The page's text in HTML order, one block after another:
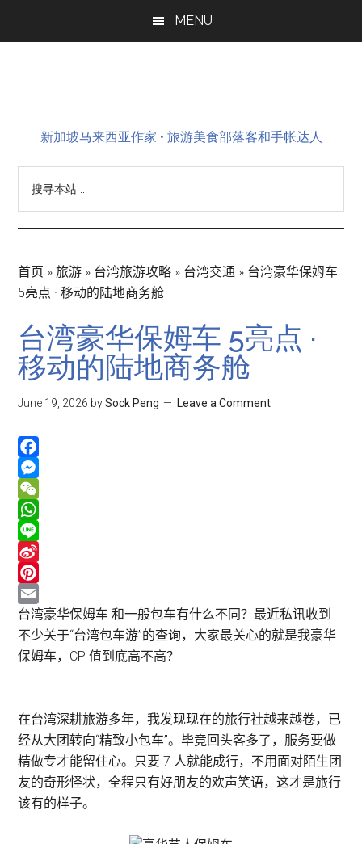
MENU
新加坡马来西亚作家 • 旅游美食部落客和手帐达人
首页 »旅游 » 台湾旅游攻略 » 台湾交通 » 台湾豪华保姆车
5亮点 · 移动的陆地商务舱
台湾豪华保姆车 5亮点 ·
移动的陆地商务舱
June 19, 2026 bySock Peng Leave a Comment
Facebook
Messenger
WeChat
WhatsApp
Line
Sina
Weibo
Pinterest
Email
台湾豪华保姆车 和一般包车有什么不同？最近私讯收到
不少关于“台湾包车游”的查询，大家最关心的就是我豪华
保姆车，CP 值到底高不高？
在台湾深耕旅游多年，我发现现在的旅行社越来越卷，已
经从大团转向“精致小包车”。毕竟回头客多了，服务要做
精做专才能留住心。只要 7 人就能成行，不用面对陌生团
友的奇形怪状，全程只有好朋友的欢声笑语，这才是旅行
该有的样子。